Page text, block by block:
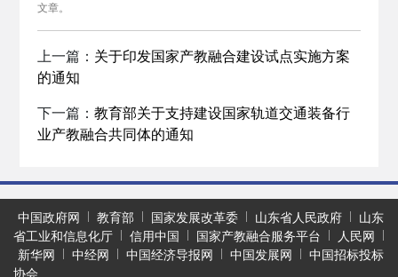
文章。
上一篇： 关于印发国家产教融合建设试点实施方案
的通知
下一篇： 教育部关于支持建设国家轨道交通装备行
业产教融合共同体的通知
中国政府网 教育部 国家发展改革委 山东省人民政府
山东
省工业和信息化厅
信用中国 国家产教融合服务平台
人民网
新华网
中经网 中国经济导报网 中国发展网
中国招标投标
协会